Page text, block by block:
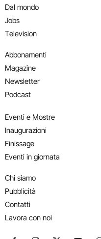
Dal mondo
Jobs
Television
Abbonamenti
Magazine
Newsletter
Podcast
Eventi e Mostre
Inaugurazioni
Finissage
Eventi in giornata
Chi siamo
Pubblicità
Contatti
Lavora con noi